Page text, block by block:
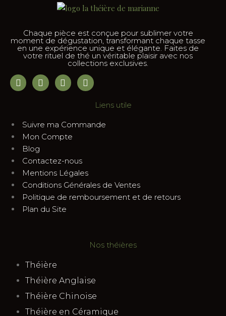
Chaque pièce est conçue pour sublimer votre
moment de dégustation, transformant chaque tasse
en une expérience unique et élégante. Faites de
votre rituel de thé un véritable plaisir avec nos
collections exclusives.
Liens utile
Suivre ma Commande
Mon Compte
Blog
Contactez-nous
Mentions Légales
Conditions Générales de Ventes
Politique de remboursement et de retours
Plan du Site
Nos théières
Théière
Théière Anglaise
Théière Chinoise
Théière en Céramique